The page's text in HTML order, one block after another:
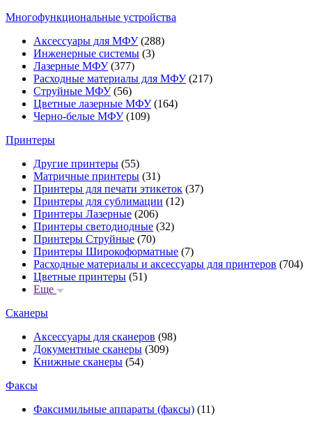
Многофункциональные устройства
Аксессуары для МФУ(288)
Инженерные системы (3)
Лазерные МФУ(377)
Расходные материалы для МФУ(217)
Струйные МФУ(56)
Цветные лазерные МФУ(164)
Черно-белые МФУ(109)
Принтеры
Другие принтеры (55)
Матричные принтеры (31)
Принтеры для печати этикеток (37)
Принтеры для сублимации (12)
Принтеры Лазерные (206)
Принтеры светодиодные (32)
Принтеры Струйные (70)
Принтеры Широкоформатные (7)
Расходные материалы и аксессуары для принтеров (704)
Цветные принтеры (51)
Еще
Сканеры
Аксессуары для сканеров (98)
Документные сканеры (309)
Книжные сканеры (54)
Факсы
Факсимильные аппараты (факсы) (11)